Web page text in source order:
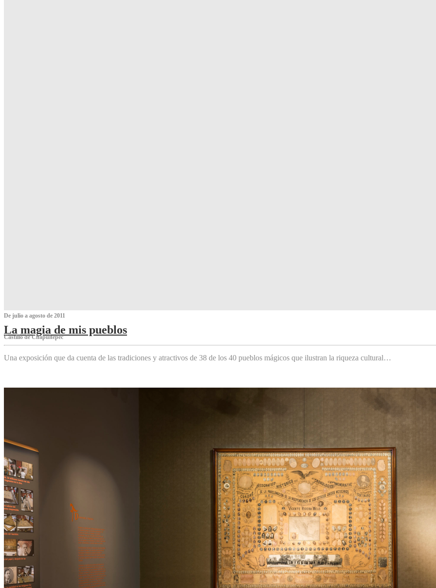
De julio a agosto de 2011
La magia de mis pueblos
Castillo de Chapultepec
Una exposición que da cuenta de las tradiciones y atractivos de 38 de los 40 pueblos mágicos que ilustran la riqueza cultural…